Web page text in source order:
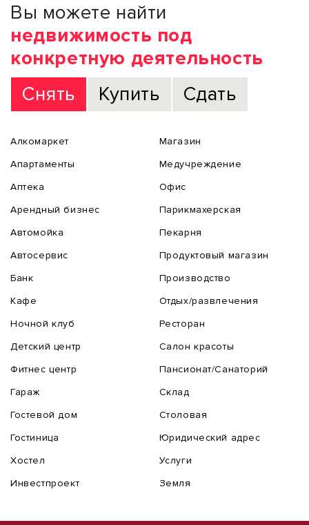
Вы можете найти
недвижимость под
конкретную деятельность
Снять
Купить Сдать
Алкомаркет
Апартаменты
Аптека
Арендный бизнес
Автомойка
Автосервис
Банк
Кафе
Ночной клуб
Детский центр
Фитнес центр
Гараж
Гостевой дом
Гостиница
Хостел
Инвестпроект
Магазин
Медучреждение
Офис
Парикмахерская
Пекарня
Продуктовый магазин
Производство
Отдых/развлечения
Ресторан
Салон красоты
Пансионат/Санаторий
Склад
Столовая
Юридический адрес
Услуги
Земля